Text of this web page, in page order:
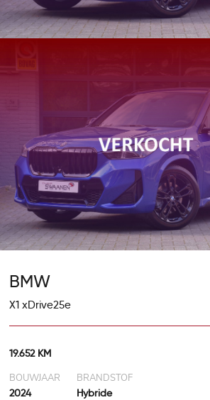
BMW
X1 xDrive25e
19.652 KM
BOUWJAAR
2024
BRANDSTOF
Hybride